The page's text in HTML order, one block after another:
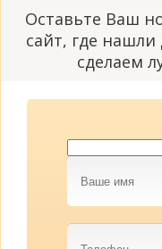
Оставьте Ваш
сайт, где
сделаем
Ваше
имя
Телефон